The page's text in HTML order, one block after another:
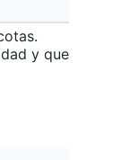
y que